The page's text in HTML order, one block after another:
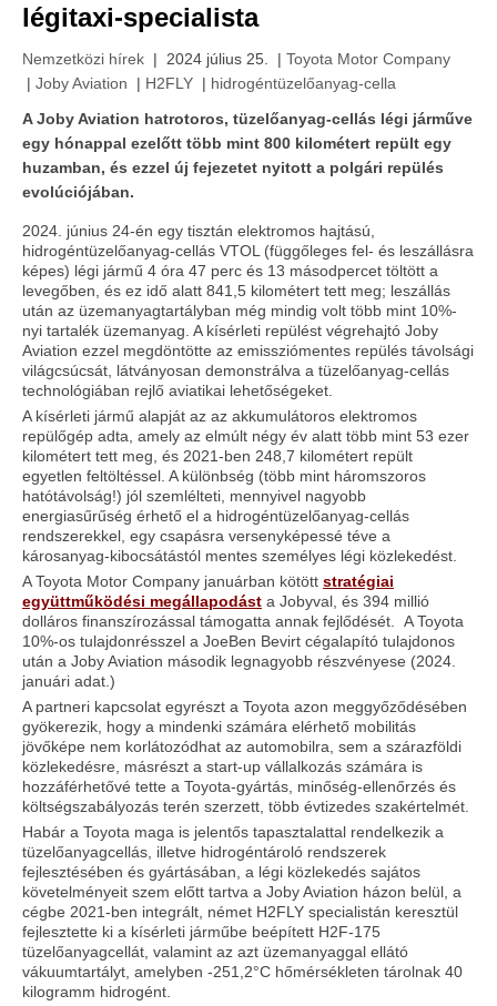
légitaxi-specialista
Nemzetközi hírek | 2024 július 25. | Toyota Motor Company
| Joby Aviation | H2FLY | hidrogéntüzelőanyag-cella
A Joby Aviation hatrotoros, tüzelőanyag-cellás légi járműve
egy hónappal ezelőtt több mint 800 kilométert repült egy
huzamban, és ezzel új fejezetet nyitott a polgári repülés
evolúciójában.
2024. június 24-én egy tisztán elektromos hajtású,
hidrogéntüzelőanyag-cellás VTOL (függőleges fel- és leszállásra
képes) légi jármű 4 óra 47 perc és 13 másodpercet töltött a
levegőben, és ez idő alatt 841,5 kilométert tett meg; leszállás
után az üzemanyagtartályban még mindig volt több mint 10%-
nyi tartalék üzemanyag. A kísérleti repülést végrehajtó Joby
Aviation ezzel megdöntötte az emissziómentes repülés távolsági
világcsúcsát, látványosan demonstrálva a tüzelőanyag-cellás
technológiában rejlő aviatikai lehetőségeket.
A kísérleti jármű alapját az az akkumulátoros elektromos
repülőgép adta, amely az elmúlt négy év alatt több mint 53 ezer
kilométert tett meg, és 2021-ben 248,7 kilométert repült
egyetlen feltöltéssel. A különbség (több mint háromszoros
hatótávolság!) jól szemlélteti, mennyivel nagyobb
energiasűrűség érhető el a hidrogéntüzelőanyag-cellás
rendszerekkel, egy csapásra versenyképessé téve a
károsanyag-kibocsátástól mentes személyes légi közlekedést.
A Toyota Motor Company januárban kötött stratégiai
együttműködési megállapodást a Jobyval, és 394 millió
dolláros finanszírozással támogatta annak fejlődését. A Toyota
10%-os tulajdonrésszel a JoeBen Bevirt cégalapító tulajdonos
után a Joby Aviation második legnagyobb részvényese (2024.
januári adat.)
A partneri kapcsolat egyrészt a Toyota azon meggyőződésében
gyökerezik, hogy a mindenki számára elérhető mobilitás
jövőképe nem korlátozódhat az automobilra, sem a szárazföldi
közlekedésre, másrészt a start-up vállalkozás számára is
hozzáférhetővé tette a Toyota-gyártás, minőség-ellenőrzés és
költségszabályozás terén szerzett, több évtizedes szakértelmét.
Habár a Toyota maga is jelentős tapasztalattal rendelkezik a
tüzelőanyagcellás, illetve hidrogéntároló rendszerek
fejlesztésében és gyártásában, a légi közlekedés sajátos
követelményeit szem előtt tartva a Joby Aviation házon belül, a
cégbe 2021-ben integrált, német H2FLY specialistán keresztül
fejlesztette ki a kísérleti járműbe beépített H2F-175
tüzelőanyagcellát, valamint az azt üzemanyaggal ellátó
vákuumtartályt, amelyben -251,2°C hőmérsékleten tárolnak 40
kilogramm hidrogént.